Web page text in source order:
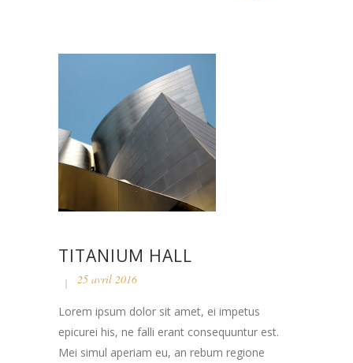
TITANIUM HALL
25 avril 2016
Lorem ipsum dolor sit amet, ei impetus
epicurei his, ne falli erant consequuntur est.
Mei simul aperiam eu, an rebum regione